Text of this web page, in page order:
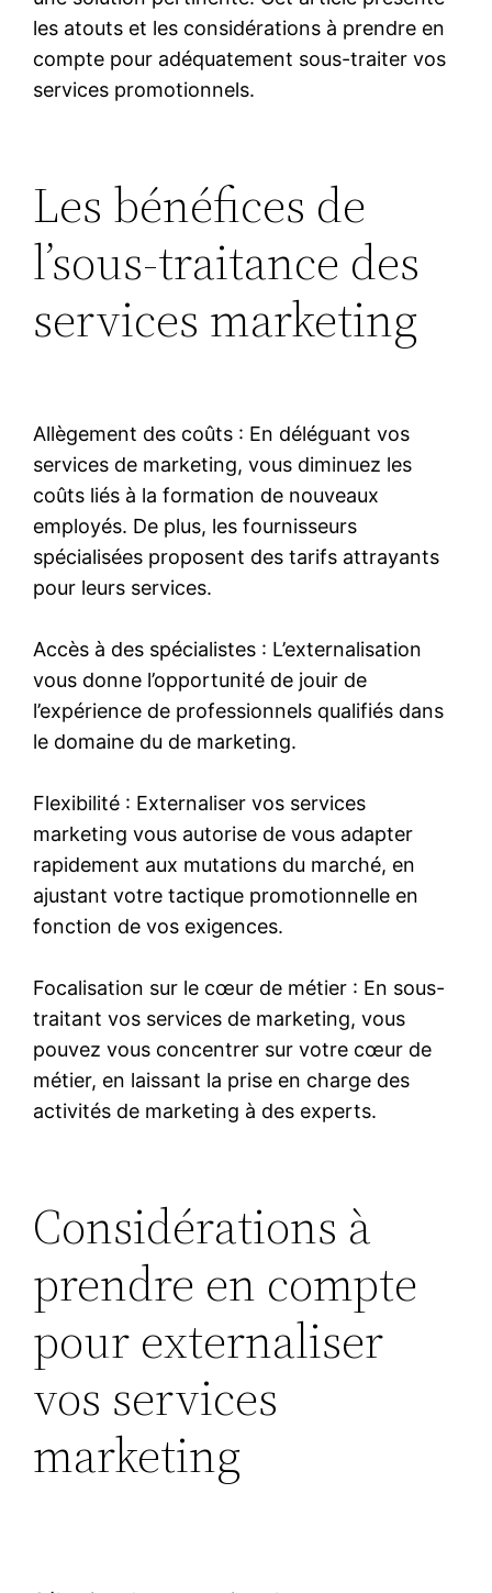
les atouts et les considérations à prendre en
compte pour adéquatement sous-traiter vos
services promotionnels.
Les bénéfices de
l’sous-traitance des
services marketing
Allègement des coûts : En déléguant vos
services de marketing, vous diminuez les
coûts liés à la formation de nouveaux
employés. De plus, les fournisseurs
spécialisées proposent des tarifs attrayants
pour leurs services.
Accès à des spécialistes : L’externalisation
vous donne l’opportunité de jouir de
l’expérience de professionnels qualifiés dans
le domaine du de marketing.
Flexibilité : Externaliser vos services
marketing vous autorise de vous adapter
rapidement aux mutations du marché, en
ajustant votre tactique promotionnelle en
fonction de vos exigences.
Focalisation sur le cœur de métier : En sous-
traitant vos services de marketing, vous
pouvez vous concentrer sur votre cœur de
métier, en laissant la prise en charge des
activités de marketing à des experts.
Considérations à
prendre en compte
pour externaliser
vos services
marketing